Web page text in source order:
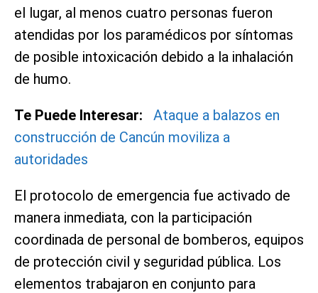
el lugar, al menos cuatro personas fueron
atendidas por los paramédicos por síntomas
de posible intoxicación debido a la inhalación
de humo.
Te Puede Interesar:
Ataque a balazos en
construcción de Cancún moviliza a
autoridades
El protocolo de emergencia fue activado de
manera inmediata, con la participación
coordinada de personal de bomberos, equipos
de protección civil y seguridad pública. Los
elementos trabajaron en conjunto para